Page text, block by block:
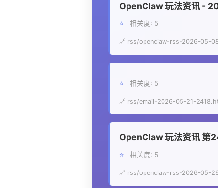
OpenClaw 玩法资讯 -
⭐ 相关度: 5
🔗 rss/openclaw-rss-2026-05-
⭐ 相关度: 5
🔗 rss/email-2026-05-21-
OpenClaw 玩法资讯 第
⭐ 相关度: 5
🔗 rss/openclaw-rss-2026-05-